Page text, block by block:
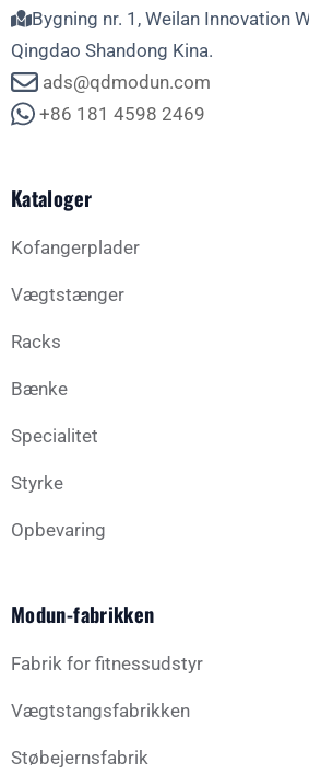
Bygning nr. 1, Weilan Innovation
Qingdao Shandong Kina.
ads@qdmodun.com
+86 181 4598 2469
Kataloger
Kofangerplader
Vægtstænger
Racks
Bænke
Specialitet
Styrke
Opbevaring
Modun-fabrikken
Fabrik for fitnessudstyr
Vægtstangsfabrikken
Støbejernsfabrik